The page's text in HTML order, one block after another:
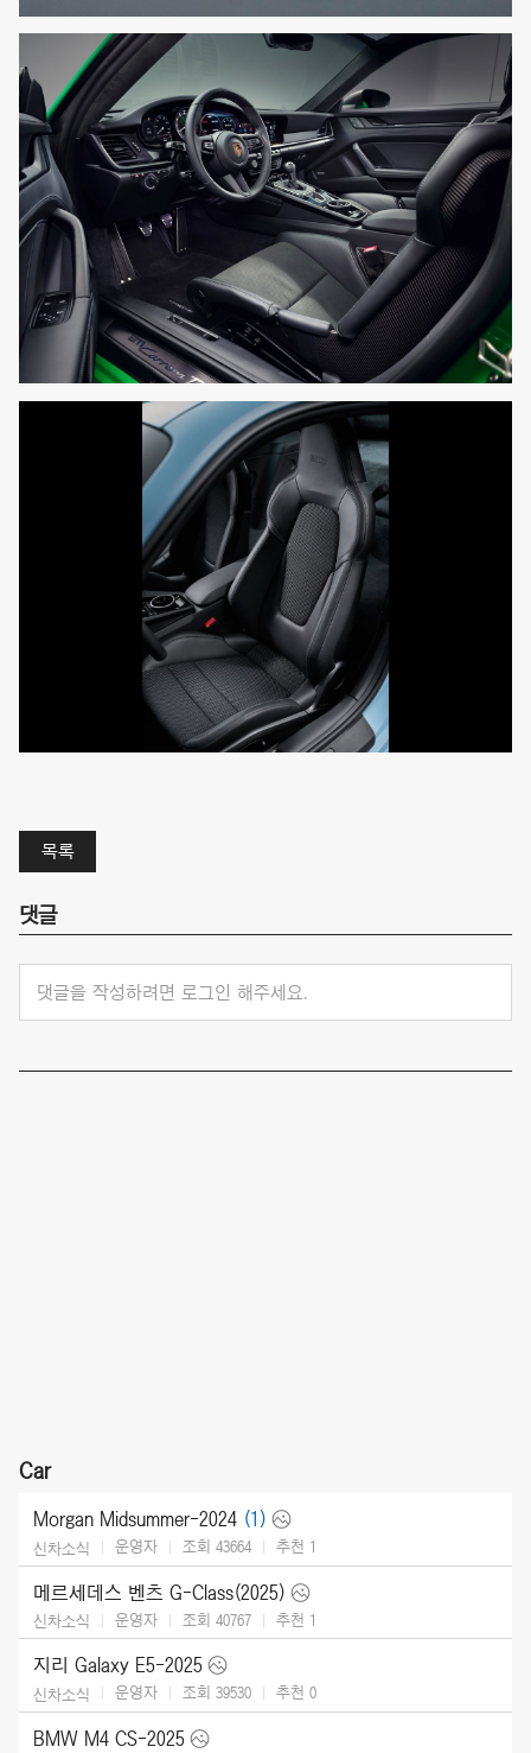
목록
댓글
댓글을 작성하려면 로그인 해주세요.
Car
Morgan Midsummer-2024 (1)
신차소식 운영자 조회 43664 추천 1
메르세데스 벤츠 G-Class(2025)
신차소식 운영자 조회 40767 추천 1
지리 Galaxy E5-2025
신차소식 운영자 조회 39530 추천 0
BMW M4 CS-2025